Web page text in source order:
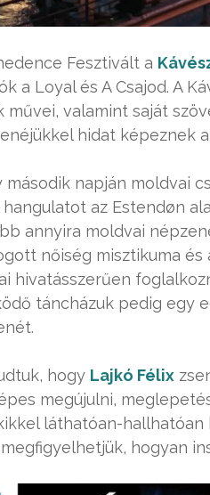
Fesztivált a
a Loyal és A Csajod. A
művei, valamint saját
hidat képeznek
második napján moldvai
az Estendøn
annyira moldvai
nőiség misztikuma
hivatásszerűen
táncházuk pedig egy
hogy Lajkó Félix
megújulni,
láthatóan-
hogyan